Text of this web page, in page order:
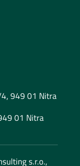
949 01 Nitra
01 Nitra
s.r.o.,